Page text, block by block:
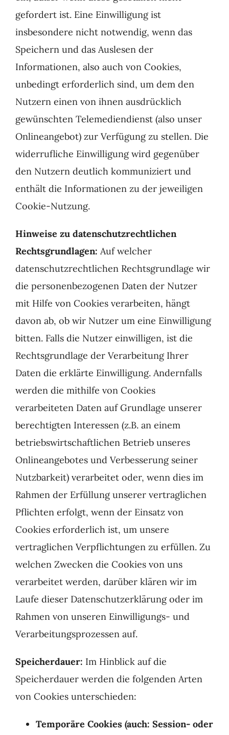
gefordert ist. Eine Einwilligung ist
insbesondere nicht notwendig, wenn das
Speichern und das Auslesen der
Informationen, also auch von Cookies,
unbedingt erforderlich sind, um dem den
Nutzern einen von ihnen ausdrücklich
gewünschten Telemediendienst (also unser
Onlineangebot) zur Verfügung zu stellen. Die
widerrufliche Einwilligung wird gegenüber
den Nutzern deutlich kommuniziert und
enthält die Informationen zu der jeweiligen
Cookie-Nutzung.
Hinweise zu datenschutzrechtlichen
Rechtsgrundlagen: Auf welcher
datenschutzrechtlichen Rechtsgrundlage wir
die personenbezogenen Daten der Nutzer
mit Hilfe von Cookies verarbeiten, hängt
davon ab, ob wir Nutzer um eine Einwilligung
bitten. Falls die Nutzer einwilligen, ist die
Rechtsgrundlage der Verarbeitung Ihrer
Daten die erklärte Einwilligung. Andernfalls
werden die mithilfe von Cookies
verarbeiteten Daten auf Grundlage unserer
berechtigten Interessen (z.B. an einem
betriebswirtschaftlichen Betrieb unseres
Onlineangebotes und Verbesserung seiner
Nutzbarkeit) verarbeitet oder, wenn dies im
Rahmen der Erfüllung unserer vertraglichen
Pflichten erfolgt, wenn der Einsatz von
Cookies erforderlich ist, um unsere
vertraglichen Verpflichtungen zu erfüllen. Zu
welchen Zwecken die Cookies von uns
verarbeitet werden, darüber klären wir im
Laufe dieser Datenschutzerklärung oder im
Rahmen von unseren Einwilligungs- und
Verarbeitungsprozessen auf.
Speicherdauer: Im Hinblick auf die
Speicherdauer werden die folgenden Arten
von Cookies unterschieden:
Temporäre Cookies (auch: Session- oder